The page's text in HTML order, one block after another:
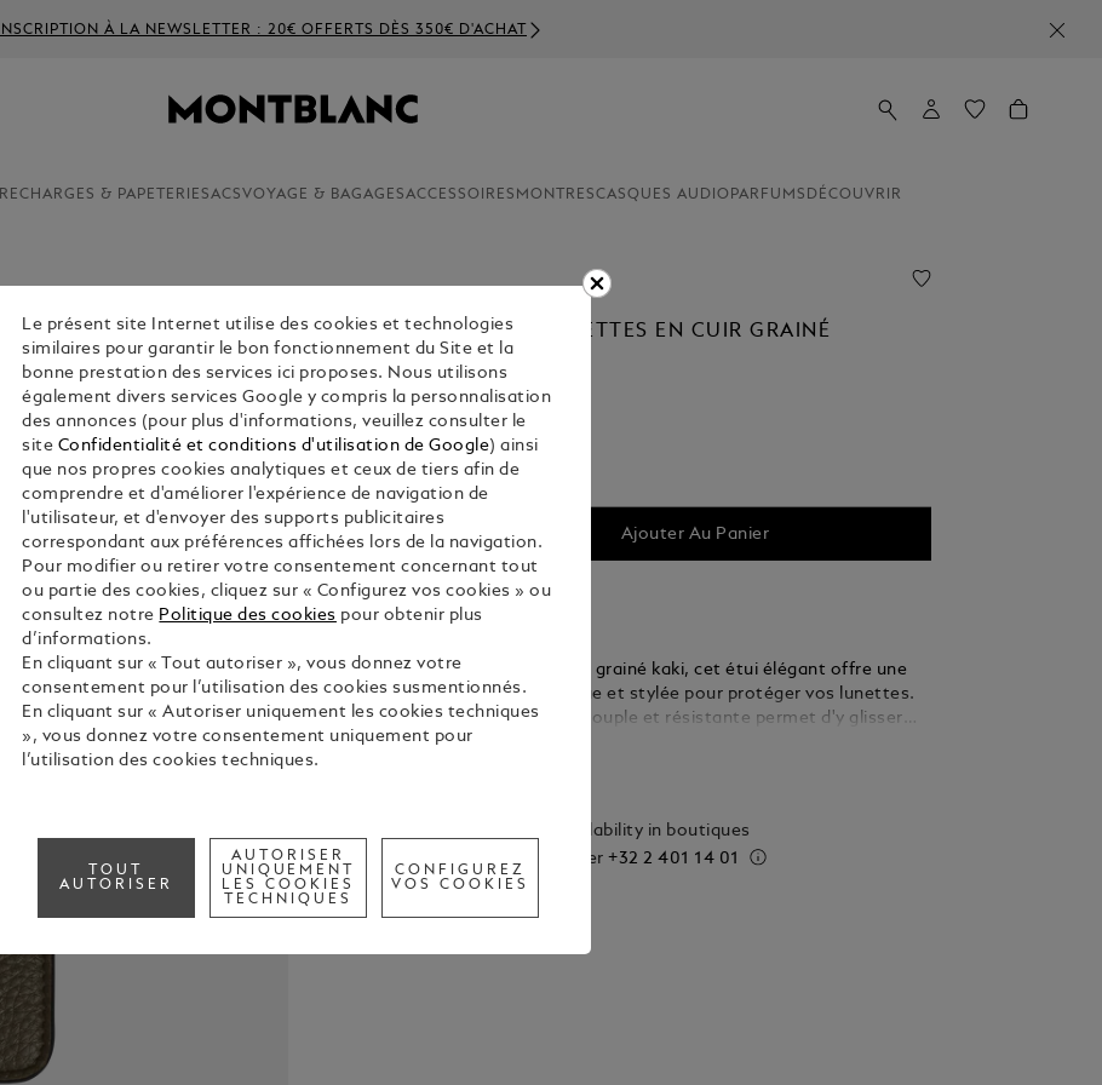
INSCRIPTION À LA NEWSLETTER : 20€ OFFERTS DÈS 350€ D'ACHAT
RECHARGES & PAPETERIESACSVOYAGE & BAGAGESACCESSOIRES MONTRESCASQUES AUDIO PARFUMS DÉCOUVRIR
ÉTUI À LUNETTES EN CUIR GRAINÉ
€ 300.00
Colour: Kaki
sélectionné
Ajouter Au Panier
Fabriqué en cuir grainé kaki, cet étui élégant offre une
solution pratique et stylée pour protéger vos lunettes.
Sa conception souple et résistante permet d'y glisser
facilement vos lunettes, tandis que son profil fin vous
Check availability in boutiques
Call to order+32 2 401 14 01
Le présent site Internet utilise des cookies et technologies
similaires pour garantir le bon fonctionnement du Site et la
bonne prestation des services ici proposes. Nous utilisons
également divers services Google y compris la personnalisation
des annonces (pour plus d'informations, veuillez consulter le
site Confidentialité et conditions d'utilisation de Google) ainsi
que nos propres cookies analytiques et ceux de tiers afin de
comprendre et d'améliorer l'expérience de navigation de
l'utilisateur, et d'envoyer des supports publicitaires
correspondant aux préférences affichées lors de la navigation.
Pour modifier ou retirer votre consentement concernant tout
ou partie des cookies, cliquez sur « Configurez vos cookies » ou
consultez notre Politique des cookies pour obtenir plus
d’informations.
En cliquant sur « Tout autoriser », vous donnez votre
consentement pour l’utilisation des cookies susmentionnés.
En cliquant sur « Autoriser uniquement les cookies techniques
», vous donnez votre consentement uniquement pour
l’utilisation des cookies techniques.
TOUT
AUTORISER
AUTORISER
UNIQUEMENT
LES COOKIES
TECHNIQUES
CONFIGUREZ
VOS COOKIES